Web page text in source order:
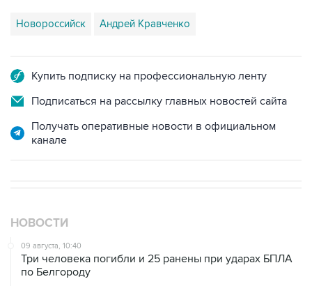
Новороссийск Андрей Кравченко
Купить подписку на профессиональную ленту
Подписаться на рассылку главных новостей сайта
Получать оперативные новости в официальном
канале
НОВОСТИ
09 августа, 10:40
Три человека погибли и 25 ранены при ударах БПЛА
по Белгороду